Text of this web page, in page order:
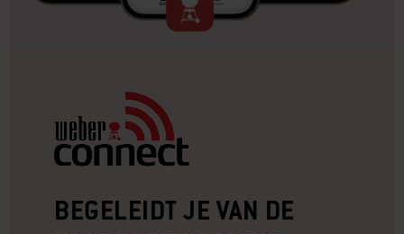
BEGELEIDT JE VAN DE